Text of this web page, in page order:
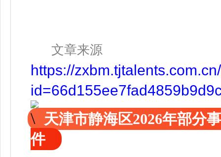
文章来源
https://
天津市静海区2026年部分
件